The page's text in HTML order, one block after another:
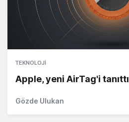
TEKNOLOJI
Apple, yeni AirTag'i tanıttı
Gözde Ulukan